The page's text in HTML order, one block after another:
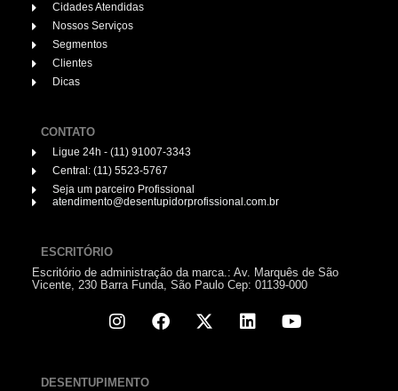
Cidades Atendidas
Nossos Serviços
Segmentos
Clientes
Dicas
CONTATO
Ligue 24h - (11) 91007-3343
Central: (11) 5523-5767
Seja um parceiro Profissional
atendimento@desentupidorprofissional.com.br
ESCRITÓRIO
Escritório de administração da marca.: Av. Marquês de São
Vicente, 230 Barra Funda, São Paulo Cep: 01139-000
DESENTUPIMENTO